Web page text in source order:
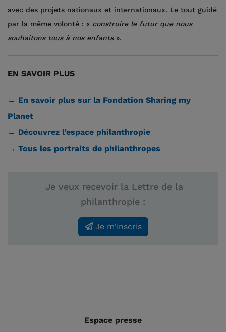
avec des projets nationaux et internationaux. Le tout guidé
par la même volonté : « construire le futur que nous
souhaitons tous à nos enfants».
EN SAVOIR PLUS
→ En savoir plus sur la Fondation Sharing my
Planet
→ Découvrez l'espace philanthropie
→ Tous les portraits de philanthropes
Je veux recevoir la Lettre de la
philanthropie :
Je m'inscris
Espace presse